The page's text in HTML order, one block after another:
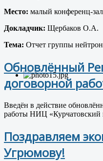
Место: малый конференц-
Докладчик: Щербаков О.А.
Тема: Отчет группы
Обновлённый
договорной
Введён в действие
работы НИЦ
Поздравляем
Угрюмову!